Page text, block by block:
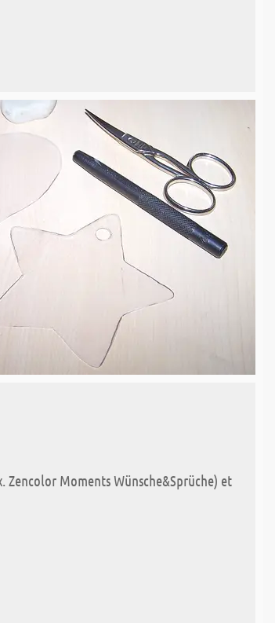
Zencolor Moments Wünsche&Sprüche) et